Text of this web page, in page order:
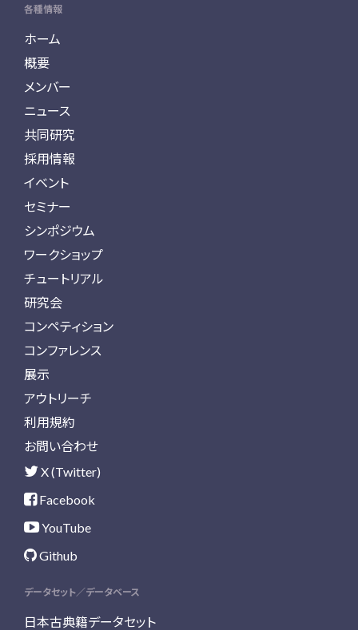
各種情報
ホーム
概要
メンバー
ニュース
共同研究
採用情報
イベント
セミナー
シンポジウム
ワークショップ
チュートリアル
研究会
コンペティション
コンファレンス
展示
アウトリーチ
利用規約
お問い合わせ
X (Twitter)
Facebook
YouTube
Github
データセット／データベース
日本古典籍データセット